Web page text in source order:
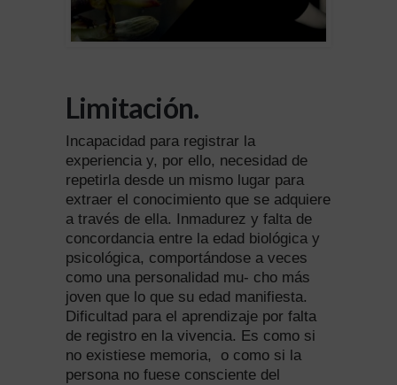
Limitación.
Incapacidad para registrar la
experiencia y, por ello, necesidad de
repetirla desde un mismo lugar para
extraer el conocimiento que se adquiere
a través de ella. Inmadurez y falta de
concordancia entre la edad biológica y
psicológica, comportándose a veces
como una personalidad mu- cho más
joven que lo que su edad manifiesta.
Dificultad para el aprendizaje por falta
de registro en la vivencia. Es como si
no existiese memoria,
o como si la
persona no fuese consciente del